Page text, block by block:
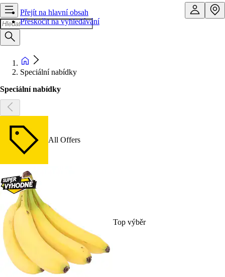
Přejít na hlavní obsah
Přeskočit na vyhledávání
Speciální nabídky
Speciální nabídky
All Offers
Top výběr